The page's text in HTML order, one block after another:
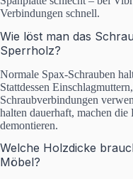
Verbindungen schnell.
Wie löst man das
Sperrholz?
Normale Spax-Schrauben
Stattdessen
Schraubverbindungen
halten dauerhaft, machen
demontieren.
Welche Holzdicke
Möbel?